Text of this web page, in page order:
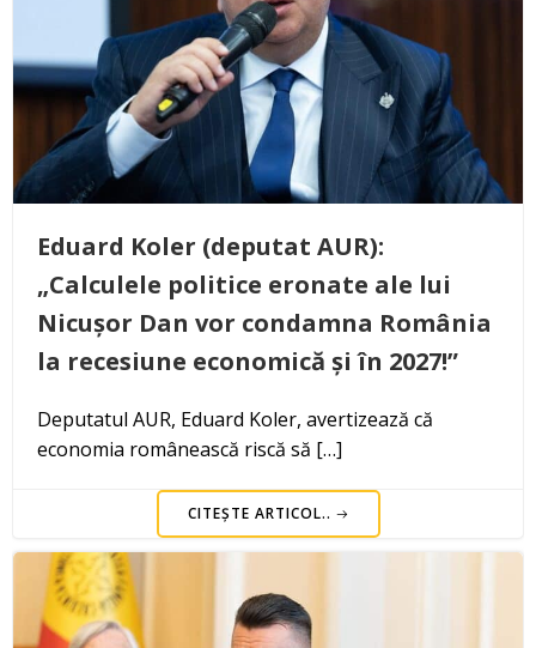
Eduard Koler (deputat AUR):
„Calculele politice eronate ale lui
Nicușor Dan vor condamna România
la recesiune economică și în 2027!”
Deputatul AUR, Eduard Koler, avertizează că
economia românească riscă să […]
CITEȘTE ARTICOL..